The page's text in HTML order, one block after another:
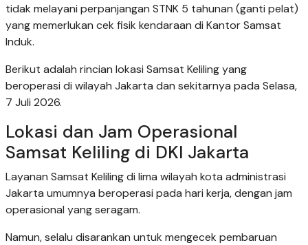
tidak melayani perpanjangan STNK 5 tahunan (ganti pelat)
yang memerlukan cek fisik kendaraan di Kantor Samsat
Induk.
Berikut adalah rincian lokasi Samsat Keliling yang
beroperasi di wilayah Jakarta dan sekitarnya pada Selasa,
7 Juli 2026.
Lokasi dan Jam Operasional
Samsat Keliling di DKI Jakarta
Layanan Samsat Keliling di lima wilayah kota administrasi
Jakarta umumnya beroperasi pada hari kerja, dengan jam
operasional yang seragam.
Namun, selalu disarankan untuk mengecek pembaruan